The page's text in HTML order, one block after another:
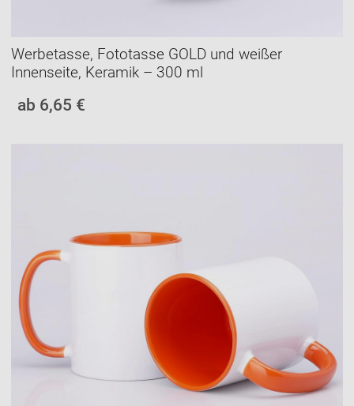
Werbetasse, Fototasse GOLD und weißer
Innenseite, Keramik – 300 ml
ab 6,65 €